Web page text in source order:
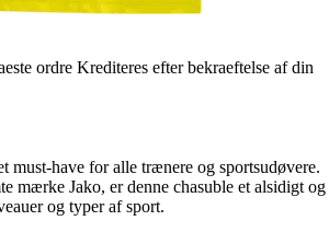
ordre Krediteres efter bekraeftelse af din
must-have for alle trænere og sportsudøvere.
mærke Jako, er denne chasuble et alsidigt og
og typer af sport.